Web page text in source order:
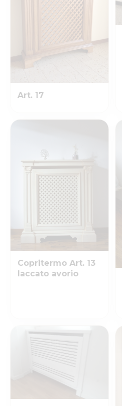
Art. 17
Copritermo Art. 13
laccato avorio